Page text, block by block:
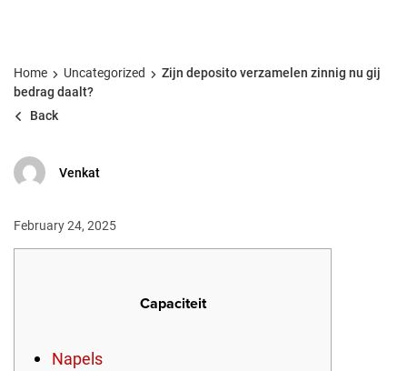
Home Uncategorized
Zijn deposito verzamelen zinnig nu gij
bedrag daalt?
Back
Venkat
February 24, 2025
Capaciteit
Napels